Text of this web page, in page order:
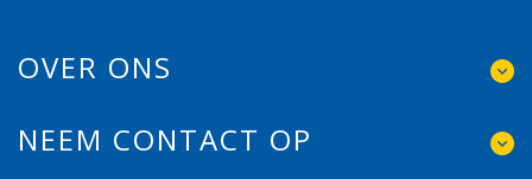
OVER ONS
NEEM CONTACT OP